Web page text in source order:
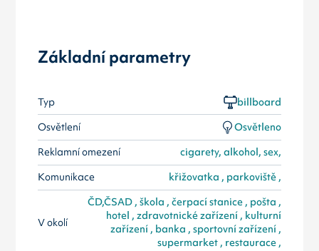
Základní parametry
Typ
billboard
Osvětlení
Osvětleno
Reklamní omezení
cigarety, alkohol, sex,
Komunikace
křižovatka , parkoviště ,
V okolí
ČD,ČSAD , škola , čerpací stanice , pošta ,
hotel , zdravotnické zařízení , kulturní
zařízení , banka , sportovní zařízení ,
supermarket , restaurace ,